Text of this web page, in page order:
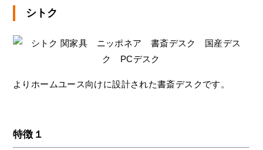
シトク
よりホームユース向けに設計された書斎デスクです。
特徴１